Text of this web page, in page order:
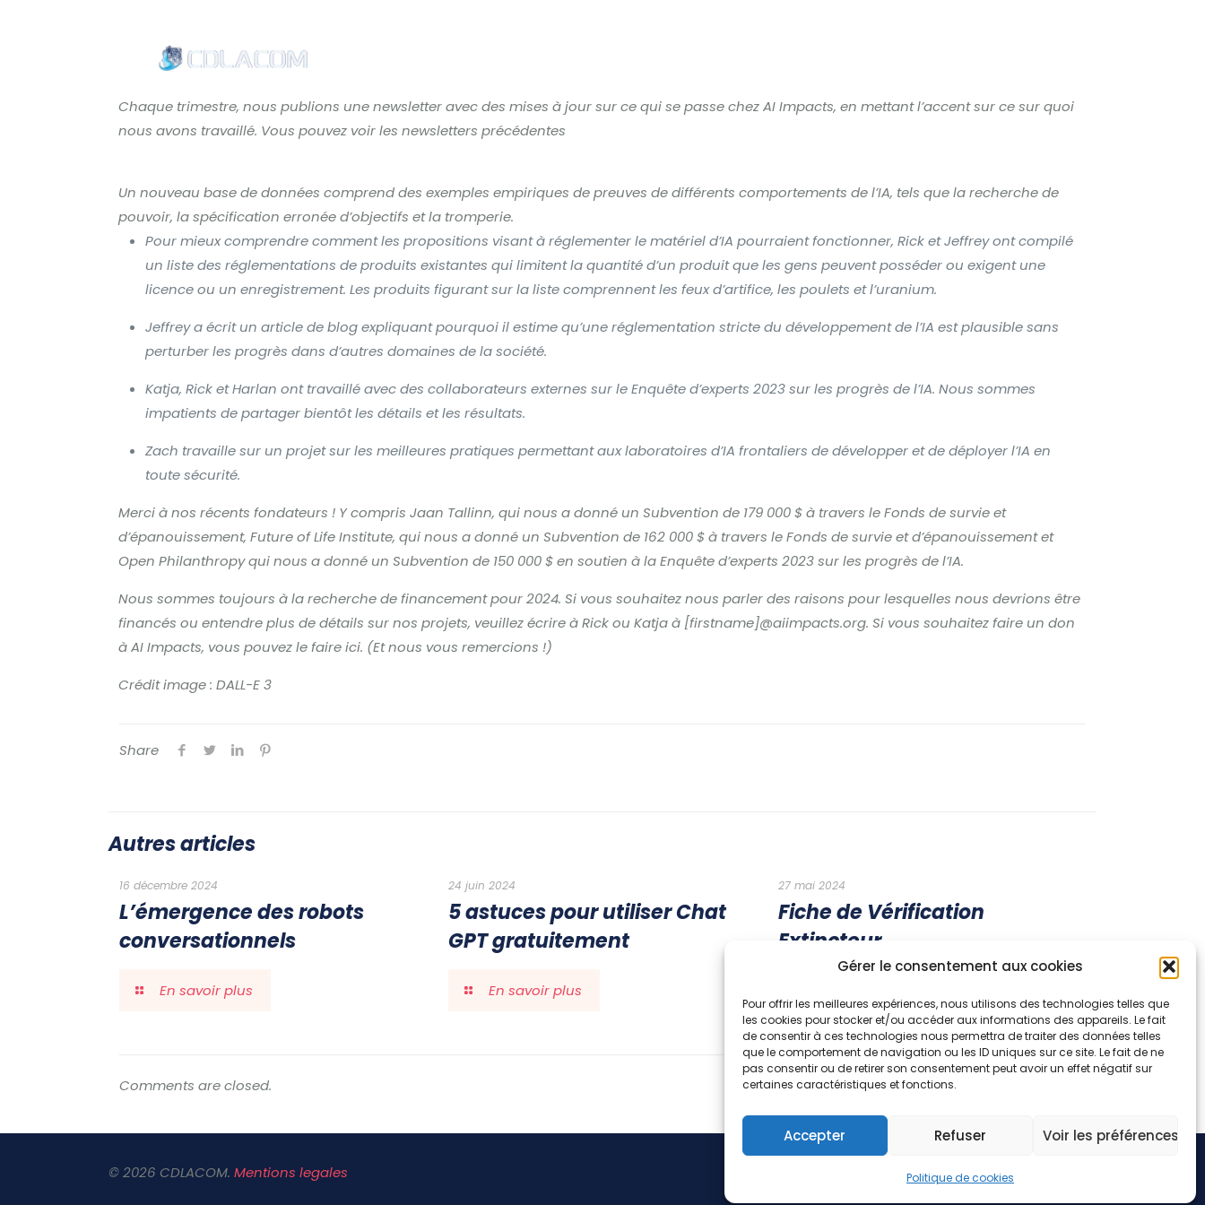
Gérer le consentement aux cookies
Pour offrir les meilleures expériences, nous utilisons des technologies telles que
les cookies pour stocker et/ou accéder aux informations des appareils. Le fait
de consentir à ces technologies nous permettra de traiter des données telles
que le comportement de navigation ou les ID uniques sur ce site. Le fait de ne
pas consentir ou de retirer son consentement peut avoir un effet négatif sur
certaines caractéristiques et fonctions.
Accepter Refuser Voir les préférences
Politique de cookies
Chaque trimestre, nous publions une newsletter avec des mises à jour sur ce qui se passe chez AI Impacts, en mettant l’accent sur ce sur quoi
nous avons travaillé. Vous pouvez voir les newsletters précédentes
Un nouveaubase de données comprend des exemples empiriques de preuves de différents comportements de l’IA, tels que la recherche de
pouvoir, la spécification erronée d’objectifs et la tromperie.
Pour mieux comprendre comment les propositions visant à réglementer le matériel d’IA pourraient fonctionner, Rick et Jeffrey ont compilé
unliste des réglementations de produits existantes qui limitent la quantité d’un produit que les gens peuvent posséder ou exigent une
licence ou un enregistrement. Les produits figurant sur la liste comprennent les feux d’artifice, les poulets et l’uranium.
Jeffrey a écrit unarticle de blogexpliquant pourquoi il estime qu’une réglementation stricte du développement de l’IA est plausible sans
perturber les progrès dans d’autres domaines de la société.
Katja, Rick et Harlan ont travaillé avec des collaborateurs externes sur leEnquête d’experts 2023 sur les progrès de l’IA. Nous sommes
impatients de partager bientôt les détails et les résultats.
Zach travaille sur un projet sur les meilleures pratiques permettant aux laboratoires d’IA frontaliers de développer et de déployer l’IA en
toute sécurité.
Merci à nos récents fondateurs ! Y compris Jaan Tallinn, qui nous a donné unSubvention de 179 000 $à travers le Fonds de survie et
d’épanouissement, Future of Life Institute, qui nous a donné unSubvention de 162 000 $à travers le Fonds de survie et d’épanouissement et
Open Philanthropy qui nous a donné unSubvention de 150 000 $en soutien à laEnquête d’experts 2023 sur les progrès de l’IA.
Nous sommes toujours à la recherche de financement pour 2024. Si vous souhaitez nous parler des raisons pour lesquelles nous devrions être
financés ou entendre plus de détails sur nos projets, veuillez écrire à Rick ou Katja à [firstname]@aiimpacts.org. Si vous souhaitez faire un don
à AI Impacts, vous pouvez le faireici. (Et nous vous remercions !)
Crédit image : DALL-E 3
Share
Autres articles
16 décembre 2024
L’émergence des robots
conversationnels
En savoir plus
24 juin 2024
5 astuces pour utiliser Chat
GPT gratuitement
En savoir plus
27 mai 2024
Fiche de Vérification
Extincteur
Comments are closed.
© 2026 CDLACOM. Mentions legales